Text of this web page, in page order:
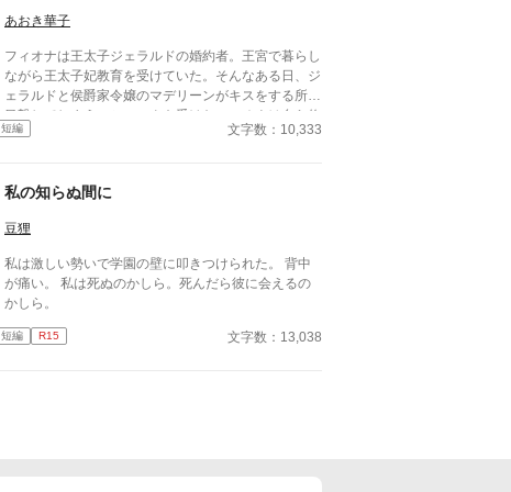
あおき華子
フィオナは王太子ジェラルドの婚約者。王宮で暮らし
ながら王太子妃教育を受けていた。そんなある日、ジ
ェラルドと侯爵家令嬢のマデリーンがキスをする所を
目撃してしまう。ショックを受けたフィオナは自ら修
道院に行くことを決意し、護衛騎士のエルマーととも
も掲載しています。
短編 文字数：10,333
私の知らぬ間に
豆狸
私は激しい勢いで学園の壁に叩きつけられた。 背中
が痛い。 私は死ぬのかしら。死んだら彼に会えるの
かしら。
短編 R15 文字数：13,038